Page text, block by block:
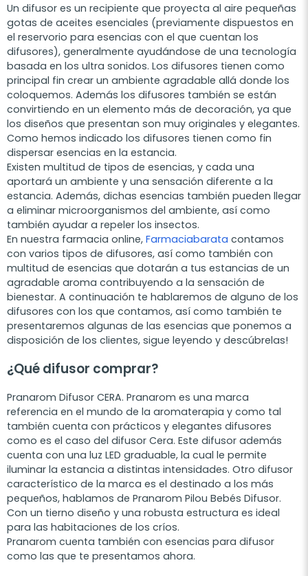
Un difusor es un recipiente que proyecta al aire pequeñas
gotas de aceites esenciales (previamente dispuestos en
el reservorio para esencias con el que cuentan los
difusores), generalmente ayudándose de una tecnología
basada en los ultra sonidos. Los difusores tienen como
principal fin crear un ambiente agradable allá donde los
coloquemos. Además los difusores también se están
convirtiendo en un elemento más de decoración, ya que
los diseños que presentan son muy originales y elegantes.
Como hemos indicado los difusores tienen como fin
dispersar esencias en la estancia.
Existen multitud de tipos de esencias, y cada una
aportará un ambiente y una sensación diferente a la
estancia. Además, dichas esencias también pueden llegar
a eliminar microorganismos del ambiente, así como
también ayudar a repeler los insectos.
En nuestra farmacia online, Farmaciabarata contamos
con varios tipos de difusores, así como también con
multitud de esencias que dotarán a tus estancias de un
agradable aroma contribuyendo a la sensación de
bienestar. A continuación te hablaremos de alguno de los
difusores con los que contamos, así como también te
presentaremos algunas de las esencias que ponemos a
disposición de los clientes, sigue leyendo y descúbrelas!
¿Qué difusor comprar?
Pranarom Difusor CERA. Pranarom es una marca
referencia en el mundo de la aromaterapia y como tal
también cuenta con prácticos y elegantes difusores
como es el caso del difusor Cera. Este difusor además
cuenta con una luz LED graduable, la cual le permite
iluminar la estancia a distintas intensidades. Otro difusor
característico de la marca es el destinado a los más
pequeños, hablamos de Pranarom Pilou Bebés Difusor.
Con un tierno diseño y una robusta estructura es ideal
para las habitaciones de los críos.
Pranarom cuenta también con esencias para difusor
como las que te presentamos ahora.